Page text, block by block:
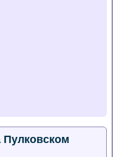
Пулковском